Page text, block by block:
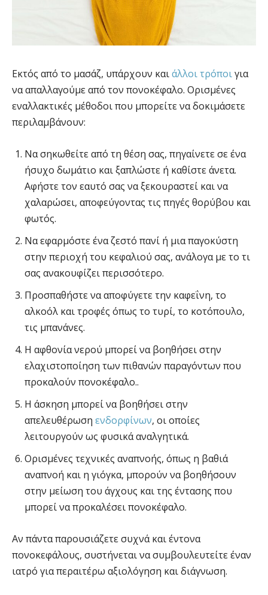
Εκτός από το μασάζ, υπάρχουν καιάλλοι τρόποιγια
να απαλλαγούμε από τον πονοκέφαλο. Ορισμένες
εναλλακτικές μέθοδοι που μπορείτε να δοκιμάσετε
περιλαμβάνουν:
Να σηκωθείτε από τη θέση σας, πηγαίνετε σε ένα
ήσυχο δωμάτιο και ξαπλώστε ή καθίστε άνετα.
Αφήστε τον εαυτό σας να ξεκουραστεί και να
χαλαρώσει, αποφεύγοντας τις πηγές θορύβου και
φωτός.
Να εφαρμόστε ένα ζεστό πανί ή μια παγοκύστη
στην περιοχή του κεφαλιού σας, ανάλογα με το τι
σας ανακουφίζει περισσότερο.
Προσπαθήστε να αποφύγετε την καφεΐνη, το
αλκοόλ και τροφές όπως το τυρί, το κοτόπουλο,
τις μπανάνες.
Η αφθονία νερού μπορεί να βοηθήσει στην
ελαχιστοποίηση των πιθανών παραγόντων που
προκαλούν πονοκέφαλο..
Η άσκηση μπορεί να βοηθήσει στην
απελευθέρωση ενδορφίνων, οι οποίες
λειτουργούν ως φυσικά αναλγητικά.
Ορισμένες τεχνικές αναπνοής, όπως η βαθιά
αναπνοή και η γιόγκα, μπορούν να βοηθήσουν
στην μείωση του άγχους και της έντασης που
μπορεί να προκαλέσει πονοκέφαλο.
Αν πάντα παρουσιάζετε συχνά και έντονα
πονοκεφάλους, συστήνεται να συμβουλευτείτε έναν
ιατρό για περαιτέρω αξιολόγηση και διάγνωση.